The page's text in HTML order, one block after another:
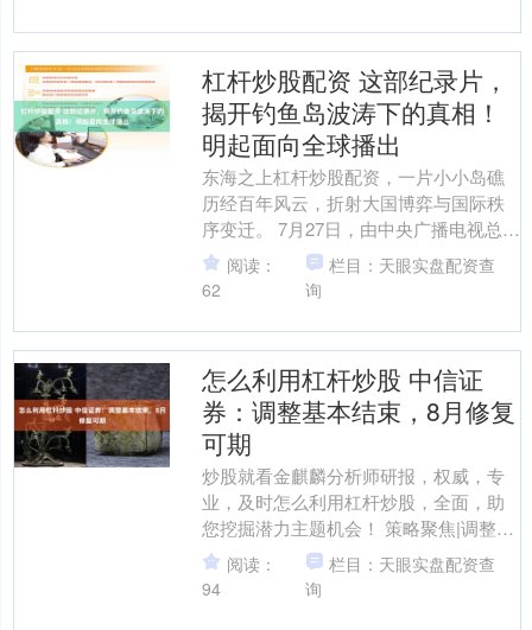
杠杆炒股配资 这部纪录片，
揭开钓鱼岛波涛下的真相！
明起面向全球播出
东海之上杠杆炒股配资，一片小小岛礁
历经百年风云，折射大国博弈与国际秩
序变迁。 7月27日，由中央广播电视总台
CGTN摄制的纪录片《钓鱼岛：波涛下的
真相》面向全球....
阅读：
62
栏目：天眼实盘配资查
询
怎么利用杠杆炒股 中信证
券：调整基本结束，8月修复
可期
炒股就看金麒麟分析师研报，权威，专
业，及时怎么利用杠杆炒股，全面，助
您挖掘潜力主题机会！ 策略聚焦|调整基
本结束，8月修复可期 来源：中信证券
文|裘翔 张铭楷....
阅读：
94
栏目：天眼实盘配资查
询